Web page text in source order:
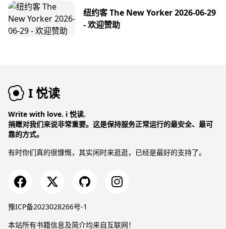
纽约客 The New Yorker 2026-06-29
- 欢迎赞助
I 悦读
Write with love. i 悦读.
捐赠对我们来说非常重要。这是保持服务正常运行的最安全、最可
靠的方式。
有时你们真的很慷慨，其实闲时来逛逛，已经是最好的支持了。
豫ICP备2023028266号-1
本站所有书籍信息及简介均来自互联网！